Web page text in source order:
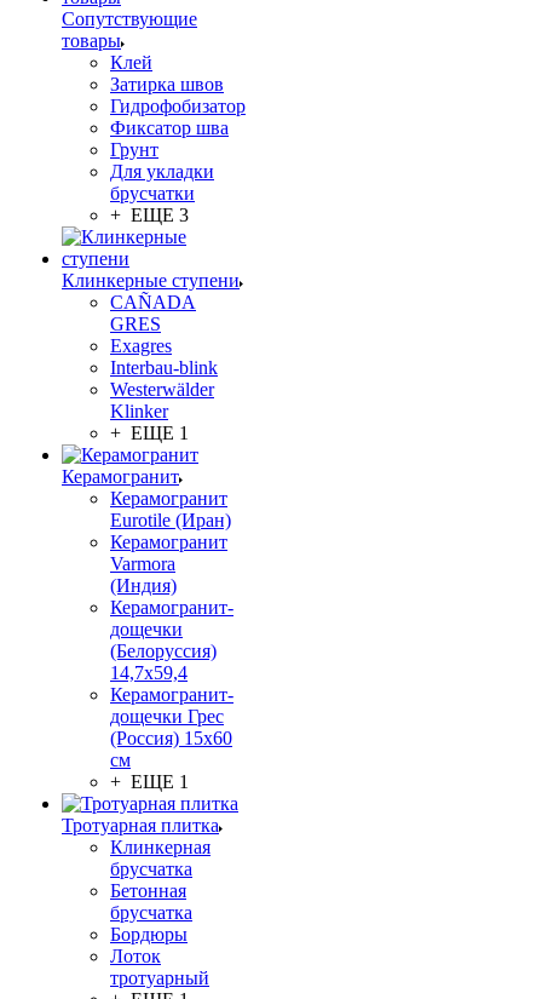
Сопутствующие
товары
Клей
Затирка швов
Гидрофобизатор
Фиксатор шва
Грунт
Для укладки
брусчатки
+ ЕЩЕ 3
Клинкерные ступени
CAÑADA
GRES
Exagres
Interbau-blink
Westerwälder
Klinker
+ ЕЩЕ 1
Керамогранит
Керамогранит
Eurotile (Иран)
Керамогранит
Varmora
(Индия)
Керамогранит-
дощечки
(Белоруссия)
14,7x59,4
Керамогранит-
дощечки Грес
(Россия) 15х60
см
+ ЕЩЕ 1
Тротуарная плитка
Клинкерная
брусчатка
Бетонная
брусчатка
Бордюры
Лоток
тротуарный